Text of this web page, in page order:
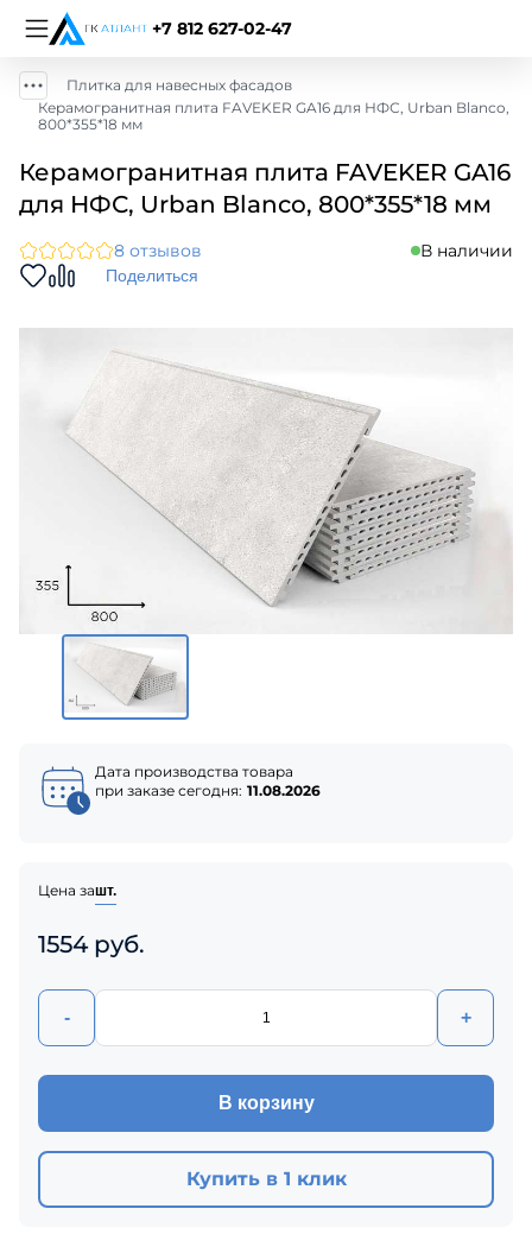
+7 812 627-02-47
Плитка для навесных фасадов
Керамогранитная плита FAVEKER GA16 для НФС, Urban Blanco,
800*355*18 мм
Керамогранитная плита FAVEKER GA16
для НФС, Urban Blanco, 800*355*18 мм
8 отзывов В наличии
Поделиться
Дата производства товара
при заказе сегодня: 11.08.2026
Цена зашт.
1554 руб.
- +
В корзину
Купить в 1 клик